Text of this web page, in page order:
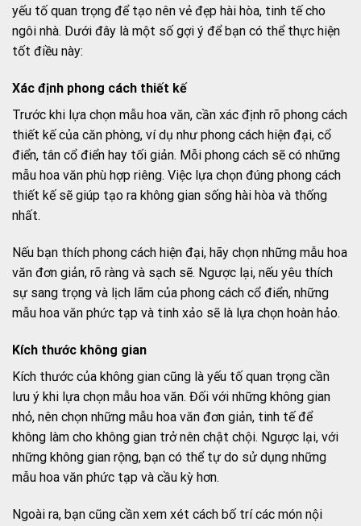
yếu tố quan trọng để tạo nên vẻ đẹp hài hòa, tinh tế cho
ngôi nhà. Dưới đây là một số gợi ý để bạn có thể thực hiện
tốt điều này:
Xác định phong cách thiết kế
Trước khi lựa chọn mẫu hoa văn, cần xác định rõ phong cách
thiết kế của căn phòng, ví dụ như phong cách hiện đại, cổ
điển, tân cổ điển hay tối giản. Mỗi phong cách sẽ có những
mẫu hoa văn phù hợp riêng. Việc lựa chọn đúng phong cách
thiết kế sẽ giúp tạo ra không gian sống hài hòa và thống
nhất.
Nếu bạn thích phong cách hiện đại, hãy chọn những mẫu hoa
văn đơn giản, rõ ràng và sạch sẽ. Ngược lại, nếu yêu thích
sự sang trọng và lịch lãm của phong cách cổ điển, những
mẫu hoa văn phức tạp và tinh xảo sẽ là lựa chọn hoàn hảo.
Kích thước không gian
Kích thước của không gian cũng là yếu tố quan trọng cần
lưu ý khi lựa chọn mẫu hoa văn. Đối với những không gian
nhỏ, nên chọn những mẫu hoa văn đơn giản, tinh tế để
không làm cho không gian trở nên chật chội. Ngược lại, với
những không gian rộng, bạn có thể tự do sử dụng những
mẫu hoa văn phức tạp và cầu kỳ hơn.
Ngoài ra, bạn cũng cần xem xét cách bố trí các món nội